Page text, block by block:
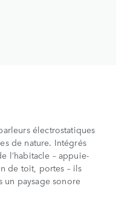
électrostatiques
de nature. Intégrés
l’habitacle – appuie-
de toit, portes – ils
un paysage sonore